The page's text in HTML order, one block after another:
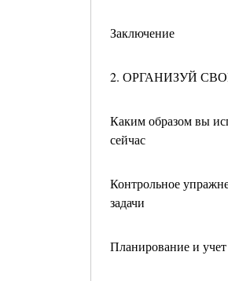
Заключение
2. ОРГАНИЗУЙ
Каким образом вы
сейчас
Контрольное
задачи
Планирование и